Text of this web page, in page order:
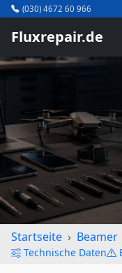
(030) 4672 60 966
Fluxrepair.de
Startseite Beamer
Technische Daten